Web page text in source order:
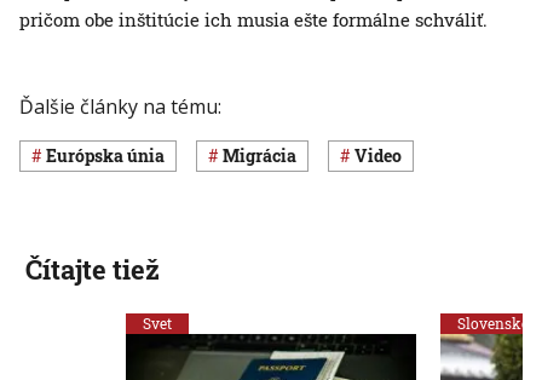
pričom obe inštitúcie ich musia ešte formálne schváliť.
Ďalšie články na tému:
Európska únia migrácia Video
Čítajte tiež
Svet Slovensko